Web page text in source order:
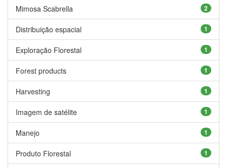
2
Mimosa Scabrella
1
Distribuição espacial
1
Exploração Florestal
1
Forest products
1
Harvesting
1
Imagem de satélite
1
Manejo
1
Produto Florestal